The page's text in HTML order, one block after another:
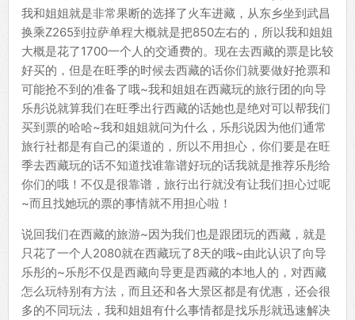
我和姐姐就是非常果断的选择了火车进藏，从东乡坐到武昌
换乘Z265到拉萨单程大概就是把850左右的，所以我和姐姐
大概是花了1700一个人的交通费的。现在去西藏的票是比较
好买的，但是在旺季的时候去西藏的话你们就要做好抢票和
可能抢不到的准备了哦~我和姐姐在西藏玩的旅行团的向导
乐彤说就算我们在旺季出行西藏的话她也是绝对可以帮我们
买到票的哈哈~我和姐姐就问为什么，乐彤说因为他们通常
旅行社都是有自己的渠道的，所以不用担心，你们要是在旺
季去西藏玩的话不知道找谁靠谱好玩的话我就是推荐乐彤给
你们的哦！不仅是很靠谱，旅行出行就没有让我们担心过呢
~而且找她玩的票的事情就不用担心啦！
说回我们在西藏的旅游~因为我们也是跟团玩的西藏，就是
只花了一个人2080就在西藏玩了8天的哦~由此认识了向导
乐彤的~乐彤不仅是西藏向导更是西藏的本地人的，对西藏
怎么玩特别有方法，而且还和各大景区都是有优惠，还会很
多的不同玩法，我和姐姐有什么事情都是找乐彤就迅速解决